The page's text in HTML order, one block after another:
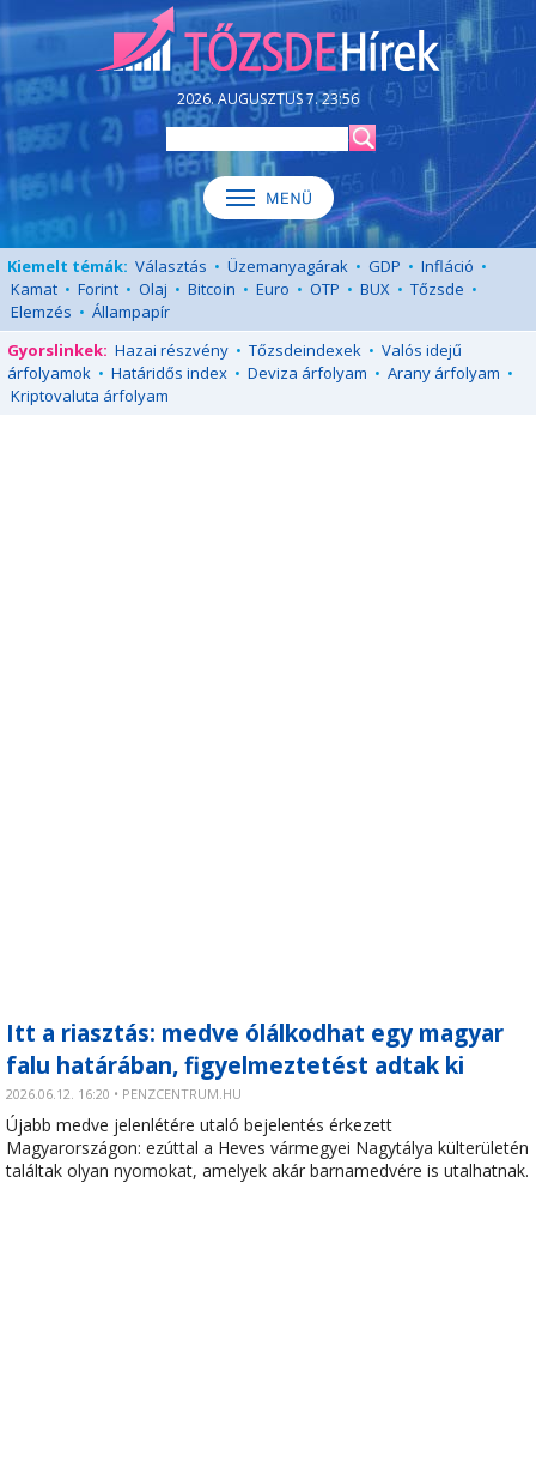
2026. AUGUSZTUS 7. 23:56
Kiemelt témák: Választás • Üzemanyagárak • GDP • Infláció •
Kamat • Forint • Olaj • Bitcoin • Euro • OTP • BUX • Tőzsde •
Elemzés • Állampapír
Gyorslinkek: Hazai részvény • Tőzsdeindexek • Valós idejű
árfolyamok • Határidős index • Deviza árfolyam • Arany árfolyam •
Kriptovaluta árfolyam
Itt a riasztás: medve ólálkodhat egy magyar
falu határában, figyelmeztetést adtak ki
2026.06.12. 16:20 • PENZCENTRUM.HU
Újabb medve jelenlétére utaló bejelentés érkezett
Magyarországon: ezúttal a Heves vármegyei Nagytálya külterületén
találtak olyan nyomokat, amelyek akár barnamedvére is utalhatnak.